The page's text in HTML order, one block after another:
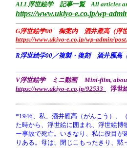
ALL浮世絵学 記事一覧 All articles
https://www.ukiyo-e.co.jp/wp-
G浮世絵学00 御案内 酒井雁高（浮
https://www.ukiyo-e.co.jp/wp-admin/
R浮世絵学00／複製・復刻 酒井雁高
V浮世絵学 ミニ動画 Mini-film, about
https://www.ukiyo-e.co.jp/92533
浮世
*1946、 私、酒井雁高（がんこう）、
た時から、浮世絵に囲まれ、浮世絵
ー事故で死亡。いきなり、私に役目
りある。母は、閉じこもったきり、黙